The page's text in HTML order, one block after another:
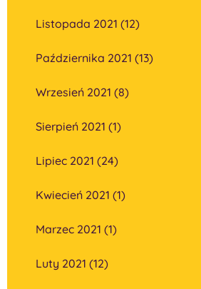
Listopada 2021 (12)
Października 2021 (13)
Wrzesień 2021 (8)
Sierpień 2021 (1)
Lipiec 2021 (24)
Kwiecień 2021 (1)
Marzec 2021 (1)
Luty 2021 (12)